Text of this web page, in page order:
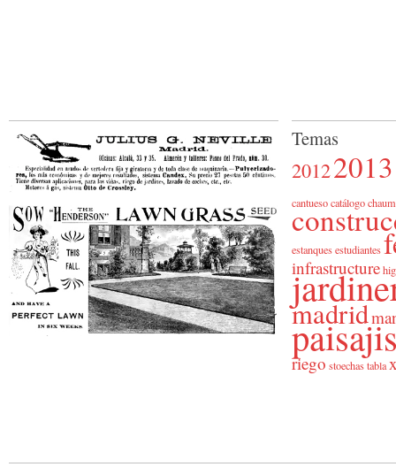
Temas
20122013
cantuesocatálogo
estanquesestudiantes
infrastructure
madrid
riego stoechastabla